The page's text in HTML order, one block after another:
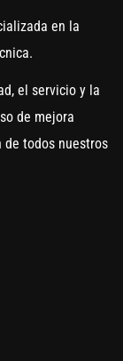
en la
el servicio y la
de mejora
todos nuestros